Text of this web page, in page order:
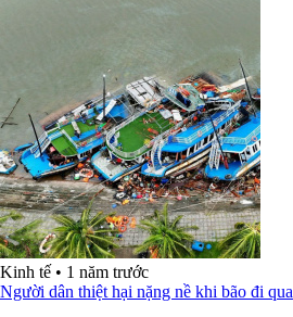
Kinh tế • 1 năm trước
Người dân thiệt hại nặng nề khi bão đi qua